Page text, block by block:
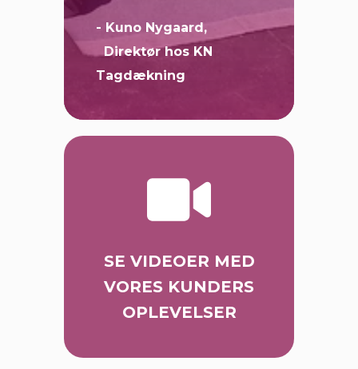
- Kuno Nygaard,
Direktør hos KN
Tagdækning
SE VIDEOER MED
VORES KUNDERS
OPLEVELSER